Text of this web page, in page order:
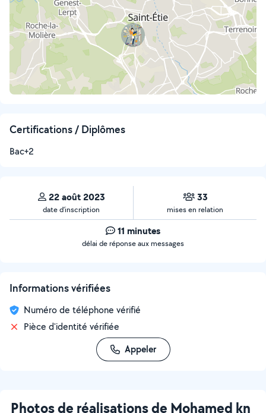
Certifications / Diplômes
Bac+2
22 août 2023
date d’inscription
33
mises en relation
11 minutes
délai de réponse aux messages
Informations vérifiées
Numéro de téléphone vérifié
Pièce d'identité vérifiée
Appeler
Photos de réalisations de Mohamed kn